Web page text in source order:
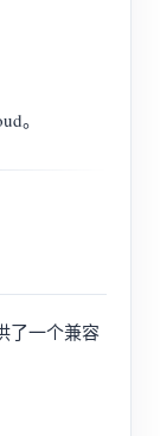
。
了一个兼容